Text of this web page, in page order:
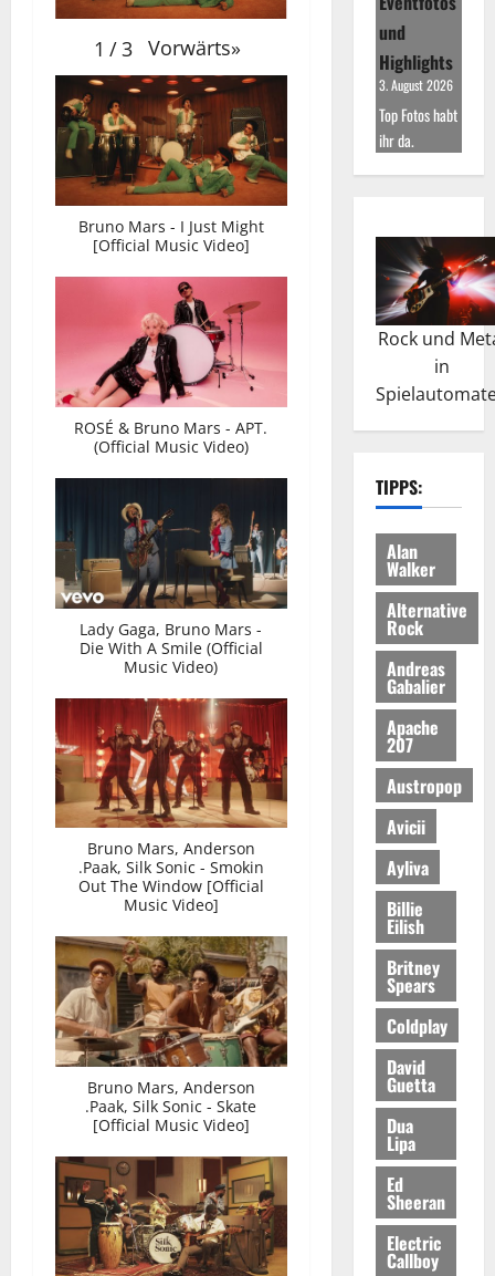
1 /3 Vorwärts»
Bruno Mars - I Just Might
[Official Music Video]
ROSÉ & Bruno Mars - APT.
(Official Music Video)
Lady Gaga, Bruno Mars -
Die With A Smile (Official
Music Video)
Bruno Mars, Anderson
.Paak, Silk Sonic - Smokin
Out The Window [Official
Music Video]
Bruno Mars, Anderson
.Paak, Silk Sonic - Skate
[Official Music Video]
und
Highlights
3. August 2026
Top Fotos habt
ihr da.
Rock und
in
TIPPS:
Alan
Walker
Alternative
Rock
Andreas
Gabalier
Apache
207
Austropop
Avicii
Ayliva
Billie
Eilish
Britney
Spears
Coldplay
David
Guetta
Dua
Lipa
Ed
Sheeran
Electric
Callboy